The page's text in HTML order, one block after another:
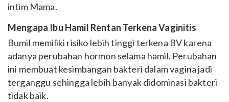
intim Mama.
Mengapa Ibu Hamil Rentan Terkena Vaginitis
Bumil memiliki risiko lebih tinggi terkena BV karena
adanya perubahan hormon selama hamil. Perubahan
ini membuat kesimbangan bakteri dalam vagina jadi
terganggu sehingga lebih banyak didominasi bakteri
tidak baik.